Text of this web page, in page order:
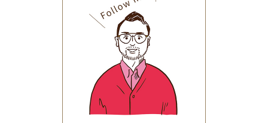
2025年9月(30)
2025年8月(31)
2025年7月(37)
2025年6月(48)
2025年5月
(41)
2025年4月
(32)
2025年3月(31)